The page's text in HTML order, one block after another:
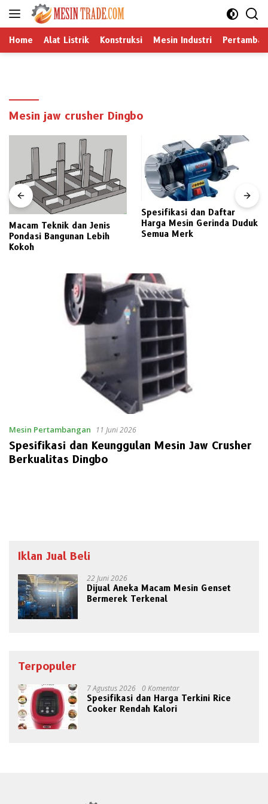
Langsung
Home Alat Listrik Konstruksi Mesin Industri
Mesin jaw crusher Dingbo
Macam Teknik dan Jenis
Pondasi Bangunan Lebih
Kokoh
Spesifikasi dan Daftar
Harga Mesin Gerinda Duduk
Semua Merk
Mesin Pertambangan 11 Juni 2026
Spesifikasi dan Keunggulan Mesin Jaw Crusher
Berkualitas Dingbo
Iklan Jual Beli
22 Juni 2026
Dijual Aneka Macam Mesin Genset
Bermerek Terkenal
Terpopuler
7 Agustus 2026 0 Komentar
Spesifikasi dan Harga Terkini Rice
Cooker Rendah Kalori